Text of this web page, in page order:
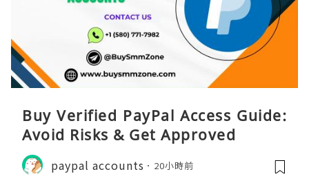
Buy Verified PayPal Access Guide:
Avoid Risks & Get Approved
paypal accounts 20小時前